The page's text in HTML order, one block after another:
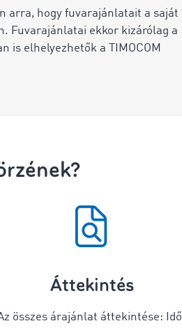
arra, hogy fuvarajánlatait a saját
Fuvarajánlatai ekkor kizárólag a
is elhelyezhetők a TIMOCOM
Áttekintés
összes árajánlat áttekintése: